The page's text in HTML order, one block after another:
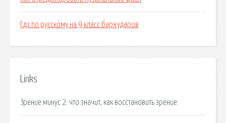
Гдз по русскому на 9 класс бархударов
Links
Зрение минус 2: что значит, как восстановить зрение.